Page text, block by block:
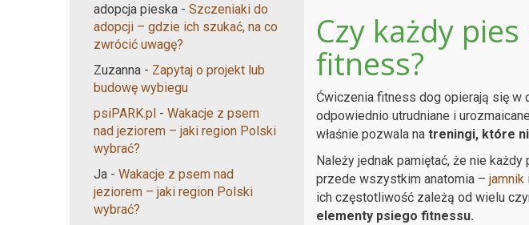
adopcja pieska - Szczeniaki do
adopcji – gdzie ich szukać, na co
zwrócić uwagę?
Zuzanna - Zapytaj o projekt lub
budowę wybiegu
psiPARK.pl - Wakacje z psem
nad jeziorem – jaki region Polski
wybrać?
Ja - Wakacje z psem nad
jeziorem – jaki region Polski
wybrać?
Czy każdy
fitness?
Ćwiczenia fitness dog opierają się w
odpowiednio utrudniane i
właśnie pozwala na treningi, które
Należy jednak pamiętać, że nie
przede wszystkim anatomia – jamnik
ich częstotliwość zależą od wielu
elementy psiego fitnessu.